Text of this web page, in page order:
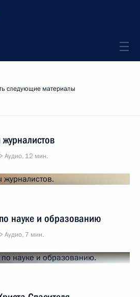
следующие материалы
Аудио, 12 мин.
науке и образованию
Аудио, 7 мин.